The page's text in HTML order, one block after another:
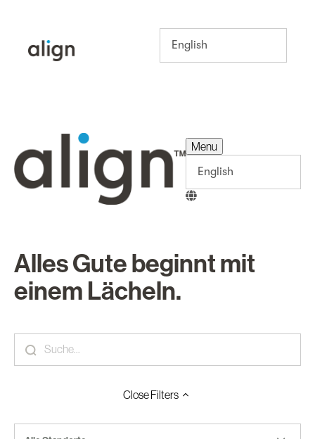
Menu
Alles Gute beginnt mit
einem Lächeln.
CloseFilters